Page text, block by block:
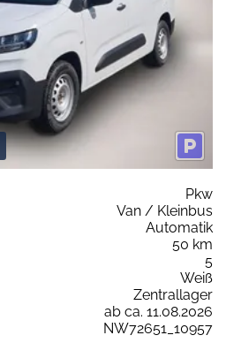
Pkw
Van / Kleinbus
Automatik
50 km
5
Weiß
Zentrallager
ab ca. 11.08.2026
NW72651_10957